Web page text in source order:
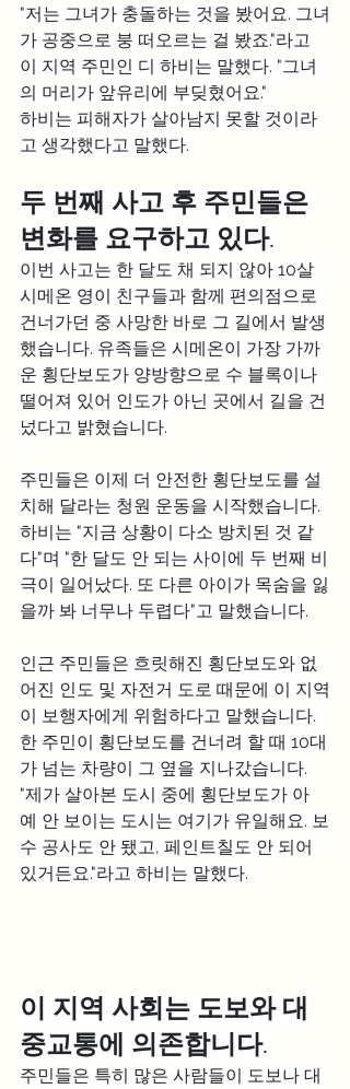
"저는 그녀가 충돌하는 것을 봤어요. 그녀
가 공중으로 붕 떠오르는 걸 봤죠."라고
이 지역 주민인 디 하비는 말했다. "그녀
의 머리가 앞유리에 부딪혔어요."
하비는 피해자가 살아남지 못할 것이라
고 생각했다고 말했다.
두 번째 사고 후 주민들은
변화를 요구하고 있다.
이번 사고는 한 달도 채 되지 않아 10살
시메온 영이 친구들과 함께 편의점으로
건너가던 중 사망한 바로 그 길에서 발생
했습니다. 유족들은 시메온이 가장 가까
운 횡단보도가 양방향으로 수 블록이나
떨어져 있어 인도가 아닌 곳에서 길을 건
넜다고 밝혔습니다.
주민들은 이제 더 안전한 횡단보도를 설
치해 달라는 청원 운동을 시작했습니다.
하비는 "지금 상황이 다소 방치된 것 같
다"며 "한 달도 안 되는 사이에 두 번째 비
극이 일어났다. 또 다른 아이가 목숨을 잃
을까 봐 너무나 두렵다"고 말했습니다.
인근 주민들은 흐릿해진 횡단보도와 없
어진 인도 및 자전거 도로 때문에 이 지역
이 보행자에게 위험하다고 말했습니다.
한 주민이 횡단보도를 건너려 할 때 10대
가 넘는 차량이 그 옆을 지나갔습니다.
"제가 살아본 도시 중에 횡단보도가 아
예 안 보이는 도시는 여기가 유일해요. 보
수 공사도 안 됐고, 페인트칠도 안 되어
있거든요."라고 하비는 말했다.
이 지역 사회는 도보와 대
중교통에 의존합니다.
주민들은 특히 많은 사람들이 도보나 대